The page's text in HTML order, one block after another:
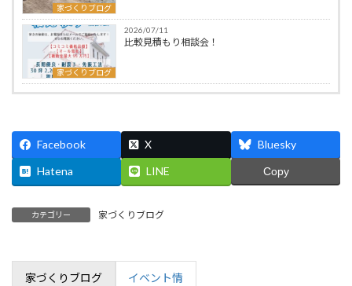
家づくりブログ
家づくりブログ
2026/07/11
比較見積もり相談会！
Facebook X
Bluesky
Hatena
LINE Copy
カテゴリー 家づくりブログ
家づくりブログ イベント情